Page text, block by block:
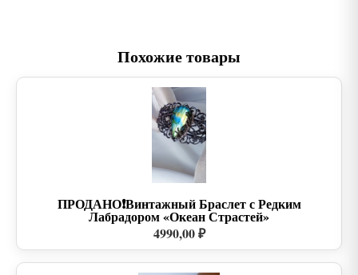
Похожие товары
ПРОДАНО❗Винтажный Браслет с Редким
Лабрадором «Океан Страстей»
4990,00 ₽